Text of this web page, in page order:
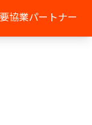
協業パートナー